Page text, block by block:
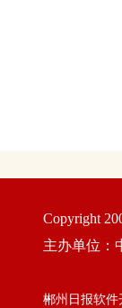
Copyright
主办单位：
郴州日报软